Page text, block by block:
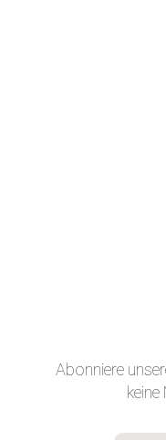
Abonniere
keine